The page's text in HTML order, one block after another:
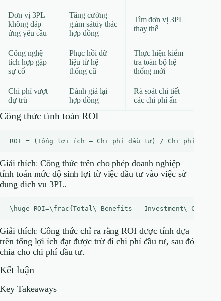
Đơn vị 3PL
không đáp
ứng yêu cầu
Tăng cường
giám sátủy thác
hợp đồng
Tìm đơn vị 3PL
thay thế
Công nghệ
tích hợp gặp
sự cố
Phục hồi dữ
liệu từ hệ
thống cũ
Thực hiện kiểm
tra toàn bộ hệ
thống mới
Chi phí vượt
dự trù
Đánh giá lại
hợp đồng
Rà soát chi tiết
các chi phí ẩn
Công thức tính toán ROI
Giải thích: Công thức trên cho phép doanh nghiệp
tính toán mức độ sinh lợi từ việc đầu tư vào việc sử
dụng dịch vụ 3PL.
Giải thích: Công thức chỉ ra rằng ROI được tính dựa
trên tổng lợi ích đạt được trừ đi chi phí đầu tư, sau đó
chia cho chi phí đầu tư.
Kết luận
Key Takeaways